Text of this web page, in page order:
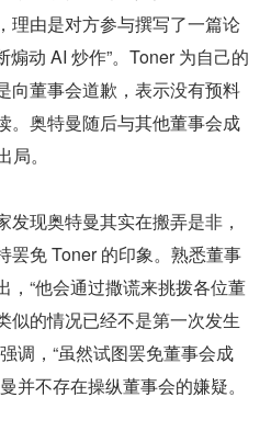
理由是对方参与撰写了一篇论
煽动 AI 炒作”。Toner 为自己的
向董事会道歉，表示没有预料
。奥特曼随后与其他董事会成
。
现奥特曼其实在搬弄是非，
罢免 Toner 的印象。熟悉董事
，“他会通过撒谎来挑拨各位董
似的情况已经不是第一次发生
调，“虽然试图罢免董事会成
并不存在操纵董事会的嫌疑。